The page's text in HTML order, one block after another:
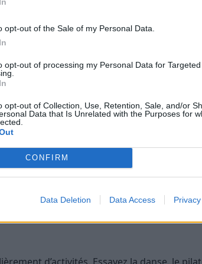
opt-out of the Sale of my Personal Data.
opt-out of processing my Personal Data for Targeted
opt-out of Collection, Use, Retention, Sale, and/or
Data that Is Unrelated with the Purposes for
CONFIRM
Data Deletion Data Access
au réveil ou faire une petite séance de
le sport quotidien une seconde nature.
faire toute la différence. Trouvez un ami,
par le sport quotidien et motivez-vous
pour rester motivé
votre endurance ou simplement de
à rester motivé.